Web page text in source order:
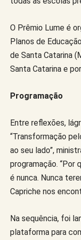
O Prêmio Lume é
Planos de
de Santa Catarina
Santa Catarina e
Programação
Entre reflexões,
“Transformação
ao seu lado”,
programação. “Por
é nunca. Nunca
Capriche nos
Na sequência, foi
plataforma para